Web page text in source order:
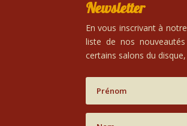
Newsletter
En vous inscrivant à
liste de nos
certains salons du